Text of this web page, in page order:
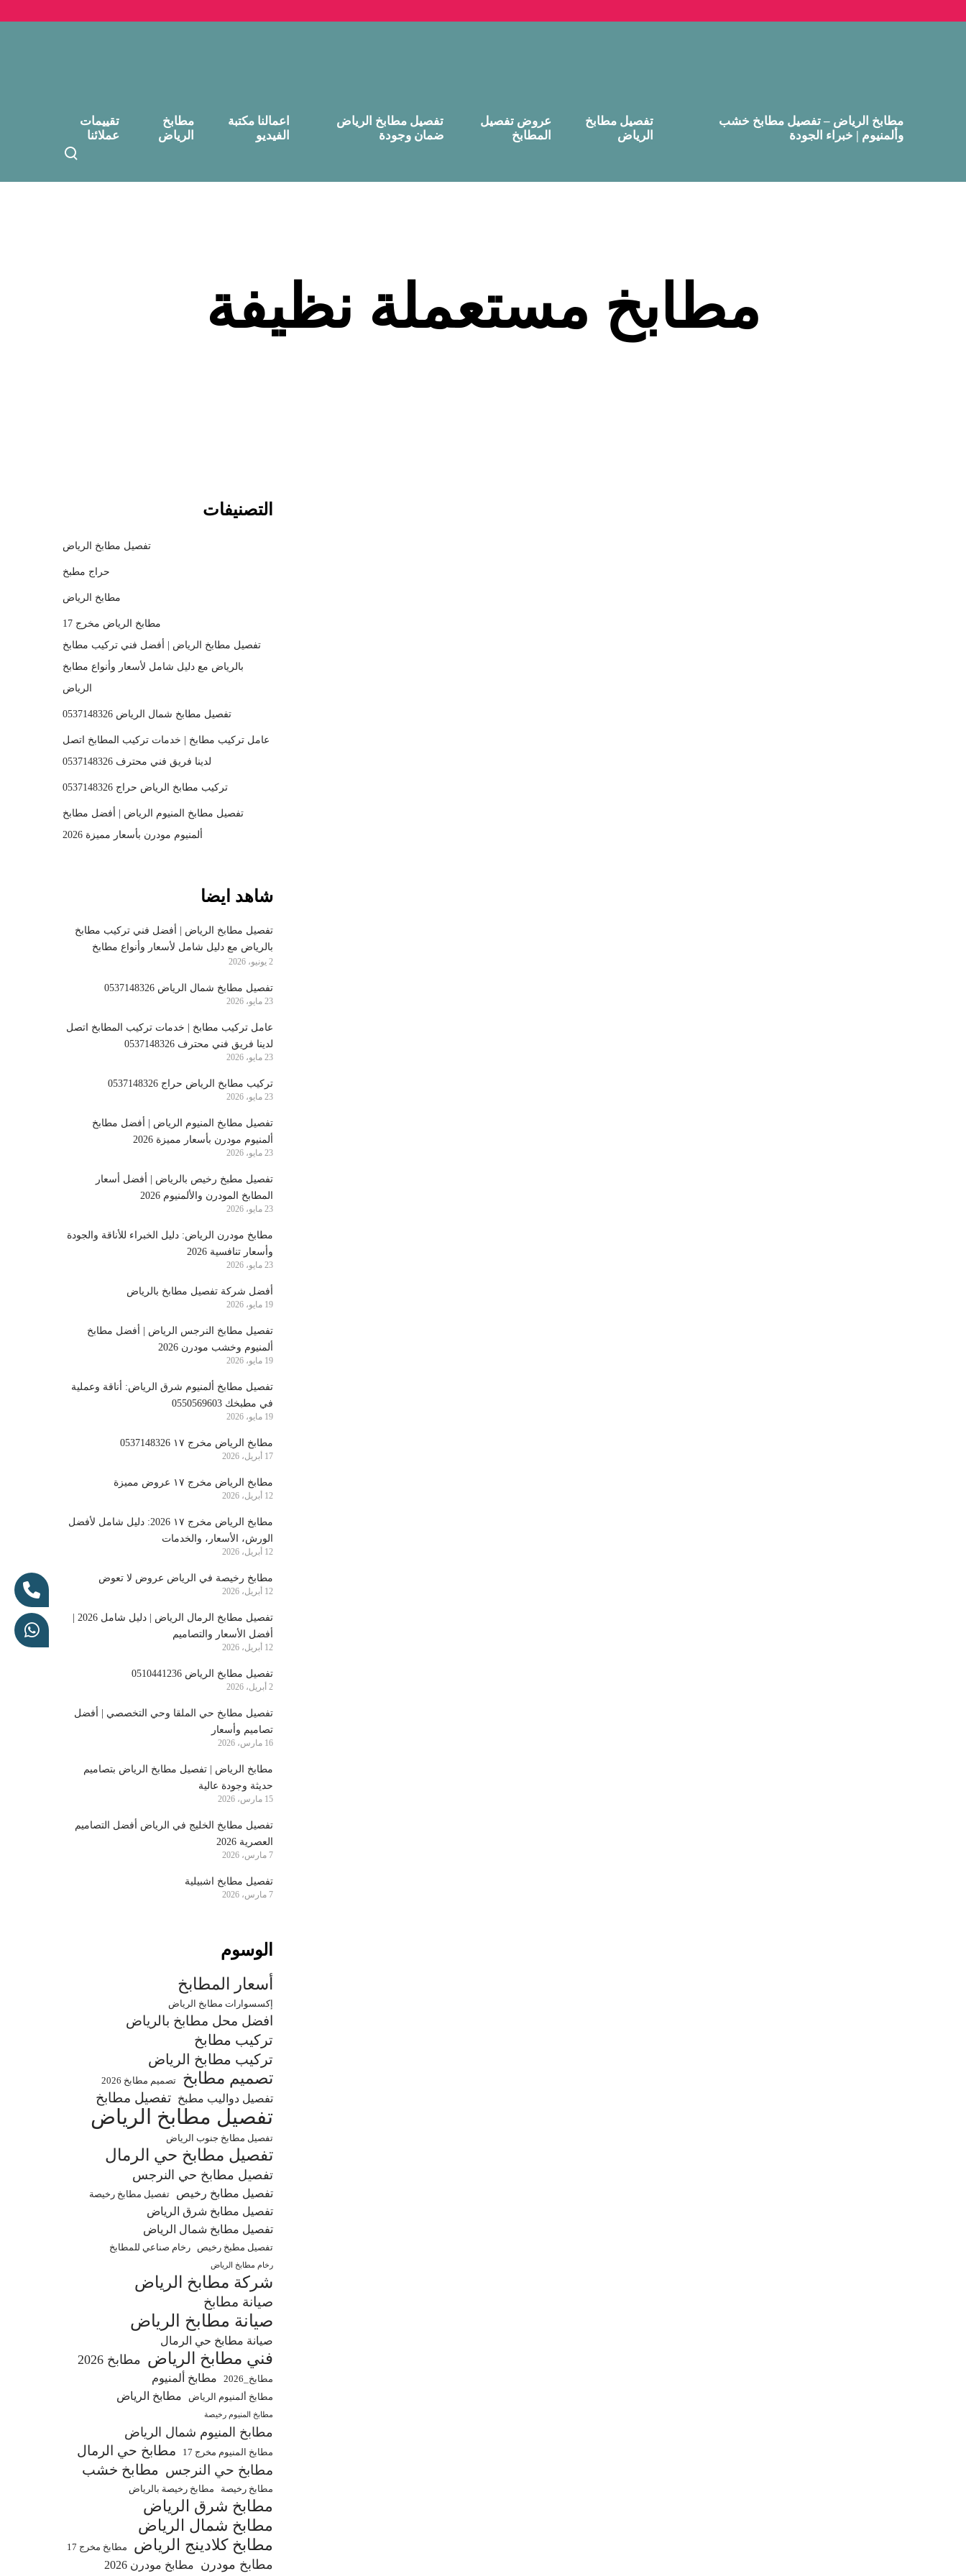
مطابخ الرياض – تفصيل مطابخ خشب
وألمنيوم | خبراء الجودة
تفصيل مطابخ
الرياض
عروض تفصيل
المطابخ
تفصيل مطابخ الرياض
ضمان وجودة
اعمالنا مكتبة
الفيديو
مطابخ
الرياض
تقييمات
عملائنا
T
g
مطابخ مستعملة نظيفة
التصنيفات
تفصيل مطابخ الرياض
حراج مطبخ
مطابخ الرياض
مطابخ الرياض مخرج 17
تفصيل مطابخ الرياض | أفضل فني تركيب مطابخ
بالرياض مع دليل شامل لأسعار وأنواع مطابخ
الرياض
تفصيل مطابخ شمال الرياض 0537148326
عامل تركيب مطابخ | خدمات تركيب المطابخ اتصل
لدينا فريق فني محترف 0537148326
تركيب مطابخ الرياض حراج 0537148326
تفصيل مطابخ المنيوم الرياض | أفضل مطابخ
ألمنيوم مودرن بأسعار مميزة 2026
شاهد ايضا
تفصيل مطابخ الرياض | أفضل فني تركيب مطابخ
بالرياض مع دليل شامل لأسعار وأنواع مطابخ
الرياض
2 يونيو، 2026
تفصيل مطابخ شمال الرياض 0537148326
23 مايو، 2026
عامل تركيب مطابخ | خدمات تركيب المطابخ اتصل
لدينا فريق فني محترف 0537148326
23 مايو، 2026
تركيب مطابخ الرياض حراج 0537148326
23 مايو، 2026
تفصيل مطابخ المنيوم الرياض | أفضل مطابخ
ألمنيوم مودرن بأسعار مميزة 2026
23 مايو، 2026
تفصيل مطبخ رخيص بالرياض | أفضل أسعار
المطابخ المودرن والألمنيوم 2026
23 مايو، 2026
مطابخ مودرن الرياض: دليل الخبراء للأناقة والجودة
وأسعار تنافسية 2026
23 مايو، 2026
أفضل شركة تفصيل مطابخ بالرياض
19 مايو، 2026
تفصيل مطابخ النرجس الرياض | أفضل مطابخ
ألمنيوم وخشب مودرن 2026
19 مايو، 2026
تفصيل مطابخ ألمنيوم شرق الرياض: أناقة وعملية
في مطبخك 0550569603
19 مايو، 2026
مطابخ الرياض مخرج ١٧ 0537148326
17 أبريل، 2026
مطابخ الرياض مخرج ١٧ عروض مميزة
12 أبريل، 2026
مطابخ الرياض مخرج ١٧ 2026: دليل شامل لأفضل
الورش، الأسعار، والخدمات
12 أبريل، 2026
مطابخ رخيصة في الرياض عروض لا تعوض
12 أبريل، 2026
أفضل الأسعار والتصاميم
12 أبريل، 2026
تفصيل مطابخ الرياض 0510441236
2 أبريل، 2026
تفصيل مطابخ حي الملقا وحي التخصصي | أفضل
تصاميم وأسعار
16 مارس، 2026
مطابخ الرياض | تفصيل مطابخ الرياض بتصاميم
حديثة وجودة عالية
15 مارس، 2026
تفصيل مطابخ الخليج في الرياض أفضل التصاميم
العصرية 2026
7 مارس، 2026
تفصيل مطابخ اشبيلية
7 مارس، 2026
الوسوم
أسعار المطابخ
إكسسوارات مطابخ الرياض
افضل محل مطابخ بالرياض
تركيب مطابخ
تركيب مطابخ الرياض
تصميم مطابخ تصميم مطابخ 2026
تفصيل دواليب مطبخ تفصيل مطابخ
تفصيل مطابخ الرياض
تفصيل مطابخ جنوب الرياض
تفصيل مطابخ حي الرمال
تفصيل مطابخ حي النرجس
تفصيل مطابخ رخيص تفصيل مطابخ رخيصة
تفصيل مطابخ شرق الرياض
تفصيل مطابخ شمال الرياض
تفصيل مطبخ رخيص رخام صناعي للمطابخ
رخام مطابخ الرياض
شركة مطابخ الرياض
صيانة مطابخ
صيانة مطابخ الرياض
صيانة مطابخ حي الرمال
فني مطابخ الرياض مطابخ 2026
مطابخ_2026 مطابخ ألمنيوم
مطابخ ألمنيوم الرياض مطابخ الرياض
مطابخ المنيوم رخيصة
مطابخ المنيوم شمال الرياض
مطابخ المنيوم مخرج 17
مطابخ حي الرمال
مطابخ حي النرجس مطابخ خشب
مطابخ رخيصة مطابخ رخيصة بالرياض
مطابخ شرق الرياض
مطابخ شمال الرياض
مطابخ كلادينج الرياض
مطابخ مخرج 17
مطابخ مودرن مطابخ مودرن 2026